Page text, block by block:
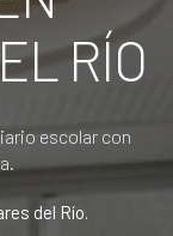
RÍO
escolar con
del Río.